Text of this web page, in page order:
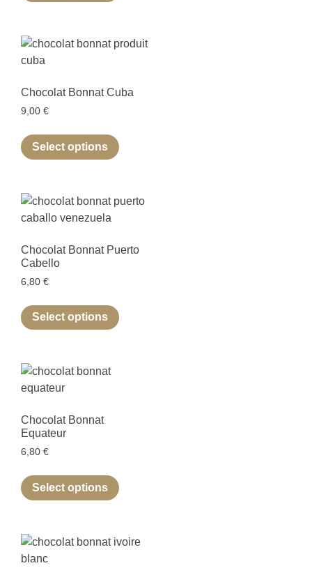
Chocolat Bonnat Cuba
9,00 €
Select options
Chocolat Bonnat Puerto
Cabello
6,80 €
Select options
Chocolat Bonnat
Equateur
6,80 €
Select options